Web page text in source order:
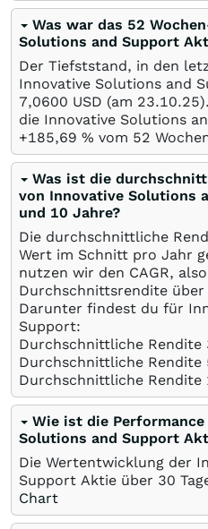
Was war das 52
Solutions and Support
Der Tiefststand, in den
Innovative Solutions and
7,0600 USD (am 23.10.25
die Innovative Solutions
+185,69 % vom 52
Was ist die
von Innovative Solutions
und 10 Jahre?
Die durchschnittliche
Wert im Schnitt pro Jahr
nutzen wir den CAGR,
Durchschnittsrendite
Darunter findest du für
Support:
Durchschnittliche Rendite
Durchschnittliche Rendite
Durchschnittliche Rendite
Wie ist die
Solutions and Support
Die Wertentwicklung der
Support Aktie über 30
Chart